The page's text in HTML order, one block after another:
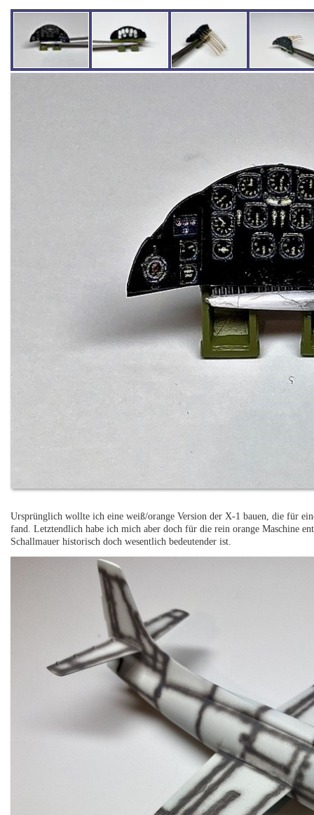
Ursprünglich wollte ich eine weiß/orange Version der X-1 bauen, die für
fand. Letztendlich habe ich mich aber doch für die rein orange Maschine
Schallmauer historisch doch wesentlich bedeutender ist.